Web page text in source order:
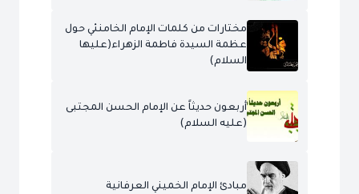
مختارات من كلمات الإمام الخامنئي حول
عظمة السيدة فاطمة الزهراء(عليها
السلام)
أربعون حديثاً عن الإمام الحسن المجتبى
(عليه السلام)
مبادئ الإمام الخميني العرفانية